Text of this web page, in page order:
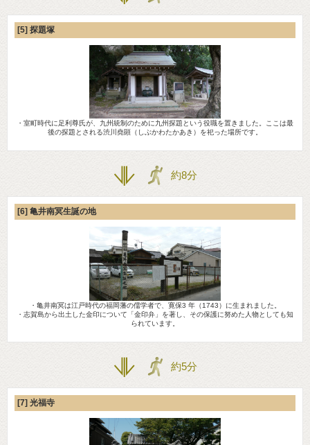
[5] 探題塚
・室町時代に足利尊氏が、九州統制のために九州探題という役職を置きました。ここは最
後の探題とされる渋川堯顕（しぶかわたかあき）を祀った場所です。
約8分
[6] 亀井南冥生誕の地
・亀井南冥は江戸時代の福岡藩の儒学者で、寛保3 年（1743）に生まれました。
・志賀島から出土した金印について「金印弁」を著し、その保護に努めた人物としても知
られています。
約5分
[7] 光福寺